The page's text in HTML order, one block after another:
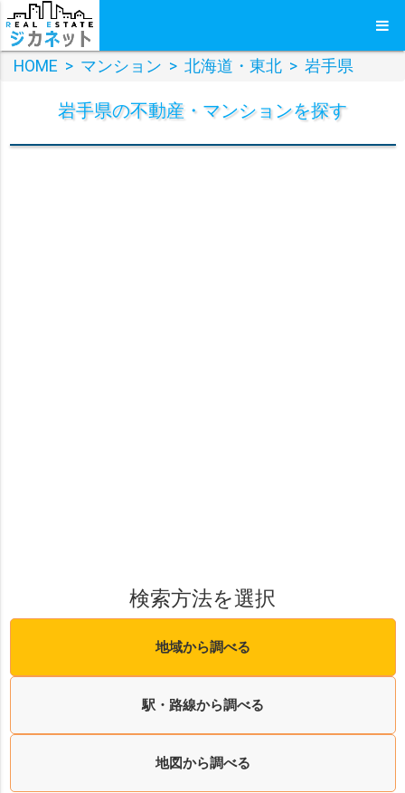
HOME > マンション > 北海道・東北 > 岩手県
岩手県の不動産・マンションを探す
検索方法を選択
地域から調べる
駅・路線から調べる
地図から調べる